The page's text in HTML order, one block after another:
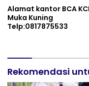
Alamat kantor BCA
Muka Kuning
Telp:0817875533
Rekomendasi